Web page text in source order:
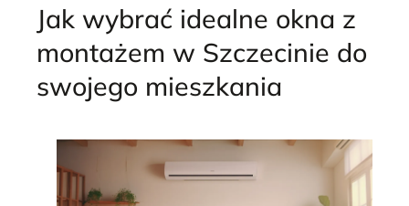
Jak wybrać idealne okna z
montażem w Szczecinie do
swojego mieszkania